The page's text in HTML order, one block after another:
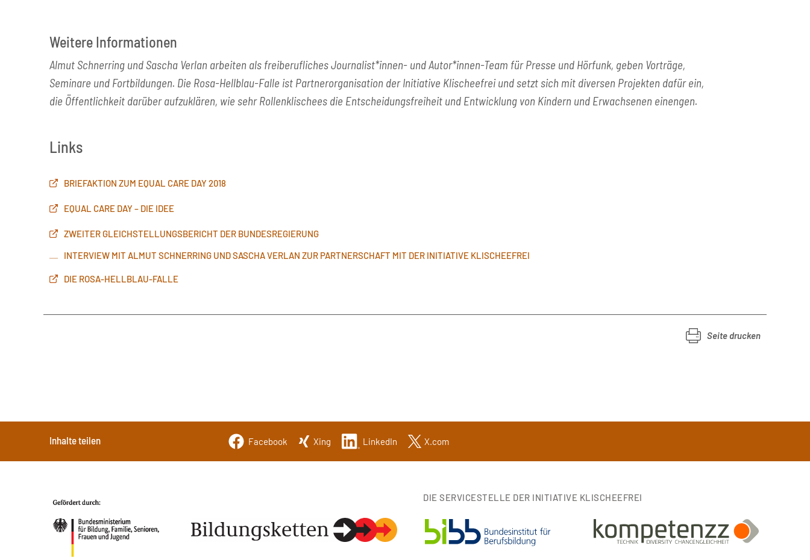
Weitere Informationen
Almut Schnerring und Sascha Verlan arbeiten als freiberufliches Journalist*innen- und Autor*innen-Team für Presse und Hörfunk, geben Vorträge,
Seminare und Fortbildungen. Die Rosa-Hellblau-Falle ist Partnerorganisation der Initiative Klischeefrei und setzt sich mit diversen Projekten dafür ein,
die Öffentlichkeit darüber aufzuklären, wie sehr Rollenklischees die Entscheidungsfreiheit und Entwicklung von Kindern und Erwachsenen einengen.
Links
BRIEFAKTION ZUM EQUAL CARE DAY 2018
EQUAL CARE DAY – DIE IDEE
ZWEITER GLEICHSTELLUNGSBERICHT DER BUNDESREGIERUNG
INTERVIEW MIT ALMUT SCHNERRING UND SASCHA VERLAN ZUR PARTNERSCHAFT MIT DER INITIATIVE KLISCHEEFREI
DIE ROSA-HELLBLAU-FALLE
Seite drucken
Inhalte teilen Facebook Xing LinkedIn X.com
DIE SERVICESTELLE DER INITIATIVE KLISCHEEFREI